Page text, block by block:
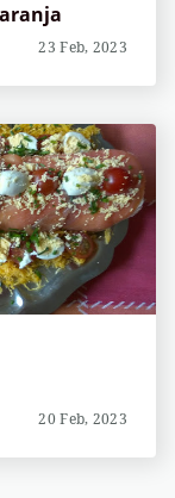
23 Feb, 2023
20 Feb, 2023